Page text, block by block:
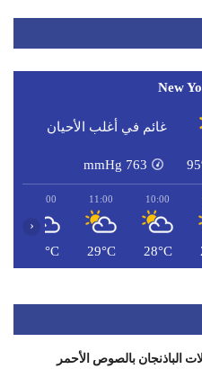
New
غائم في أغلب الأحيان
763
mmHg
10:00
28°C
11:00
29°C
12:00
30°C
‹
الباذنجان بالصوص الأحمر